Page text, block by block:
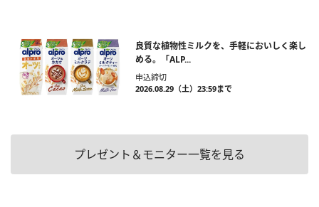
良質な植物性ミルクを、手軽においしく楽し
める。「ALP...
申込締切
2026.08.29（土）23:59まで
プレゼント＆モニター一覧を見る